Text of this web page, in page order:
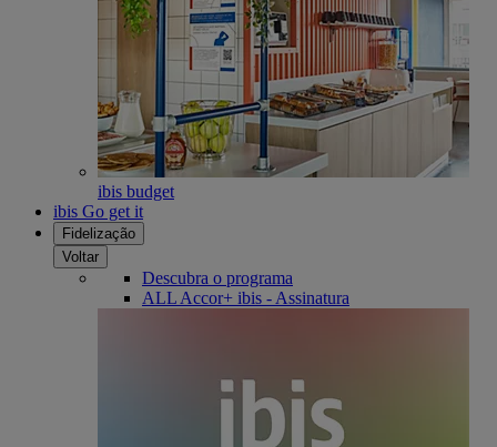
ibis budget
ibis Go get it
Fidelização
Voltar
Descubra o programa
ALL Accor+ ibis - Assinatura